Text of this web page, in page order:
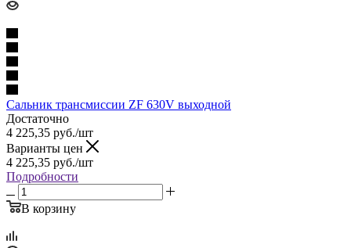
Сальник трансмиссии ZF 630V выходной
Достаточно
4 225,35 руб./шт
Варианты цен
4 225,35 руб./шт
Подробности
В корзину